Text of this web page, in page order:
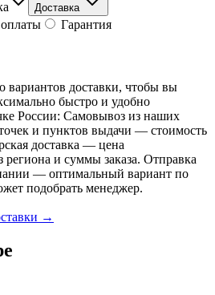
Доставка
Гарантия
вариантов доставки, чтобы вы
быстро и удобно
России: Самовывоз из наших
и пунктов выдачи — стоимость
доставка — цена
региона и суммы заказа. Отправка
— оптимальный вариант по
подобрать менеджер.
→